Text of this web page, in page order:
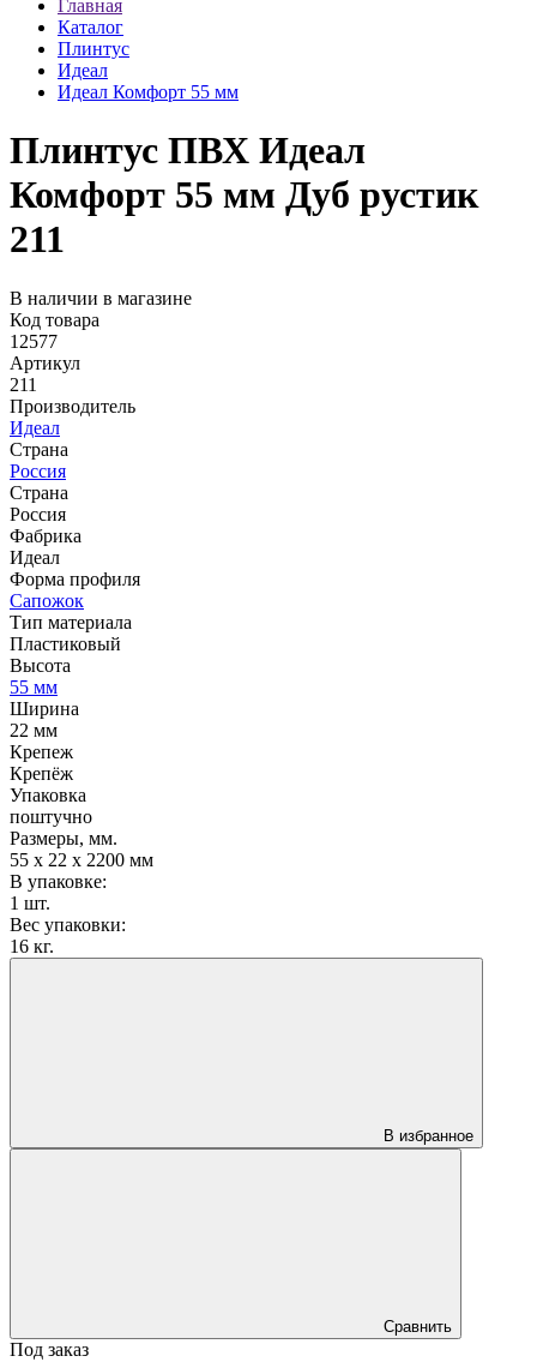
Главная
Каталог
Плинтус
Идеал
Идеал Комфорт 55 мм
Плинтус ПВХ Идеал
Комфорт 55 мм Дуб рустик
211
В наличии в магазине
Код товара
12577
Артикул
211
Производитель
Идеал
Страна
Россия
Страна
Россия
Фабрика
Идеал
Форма профиля
Сапожок
Тип материала
Пластиковый
Высота
55 мм
Ширина
22 мм
Крепеж
Крепёж
Упаковка
поштучно
Размеры, мм.
55 х 22 х 2200 мм
В упаковке:
1 шт.
Вес упаковки:
16 кг.
В избранное
Сравнить
Под заказ